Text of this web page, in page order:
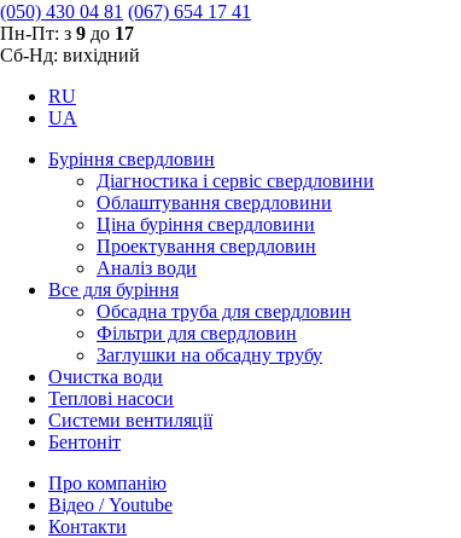
(050) 430 04 81 (067) 654 17 41
Пн-Пт: з 9 до 17
Сб-Нд: вихідний
RU
UA
Буріння свердловин
Діагностика і сервіс свердловини
Облаштування свердловини
Ціна буріння свердловини
Проектування свердловин
Аналіз води
Все для буріння
Обсадна труба для свердловин
Фільтри для свердловин
Заглушки на обсадну трубу
Очистка води
Теплові насоси
Системи вентиляції
Бентоніт
Про компанію
Відео / Youtube
Контакти